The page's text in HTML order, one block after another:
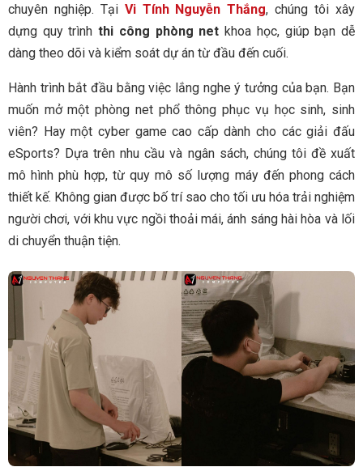
chuyên nghiệp. Tại Vi Tính Nguyễn Thắng, chúng tôi xây
dựng quy trìnhthi công phòng net khoa học, giúp bạn dễ
dàng theo dõi và kiểm soát dự án từ đầu đến cuối.
Hành trình bắt đầu bằng việc lắng nghe ý tưởng của bạn. Bạn
muốn mở một phòng net phổ thông phục vụ học sinh, sinh
viên? Hay một cyber game cao cấp dành cho các giải đấu
eSports? Dựa trên nhu cầu và ngân sách, chúng tôi đề xuất
mô hình phù hợp, từ quy mô số lượng máy đến phong cách
thiết kế. Không gian được bố trí sao cho tối ưu hóa trải nghiệm
người chơi, với khu vực ngồi thoải mái, ánh sáng hài hòa và lối
di chuyển thuận tiện.